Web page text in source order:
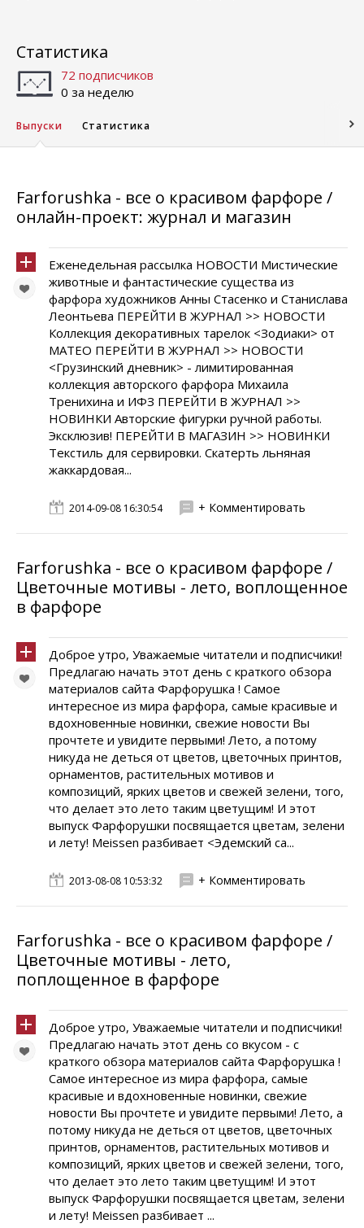
Статистика
72 подписчиков
0 за неделю
Выпуски Статистика
Farforushka - все о красивом фарфоре /
онлайн-проект: журнал и магазин
Еженедельная рассылка НОВОСТИ Мистические
животные и фантастические существа из
фарфора художников Анны Стасенко и Станислава
Леонтьева ПЕРЕЙТИ В ЖУРНАЛ >> НОВОСТИ
Коллекция декоративных тарелок <Зодиаки> от
МАТЕО ПЕРЕЙТИ В ЖУРНАЛ >> НОВОСТИ
<Грузинский дневник> - лимитированная
коллекция авторского фарфора Михаила
Тренихина и ИФЗ ПЕРЕЙТИ В ЖУРНАЛ >>
НОВИНКИ Авторские фигурки ручной работы.
Эксклюзив! ПЕРЕЙТИ В МАГАЗИН >> НОВИНКИ
Текстиль для сервировки. Скатерть льняная
жаккардовая...
2014-09-08 16:30:54 + Комментировать
Farforushka - все о красивом фарфоре /
Цветочные мотивы - лето, воплощенное
в фарфоре
Доброе утро, Уважаемые читатели и подписчики!
Предлагаю начать этот день с краткого обзора
материалов сайта Фарфорушка ! Самое
интересное из мира фарфора, самые красивые и
вдохновенные новинки, свежие новости Вы
прочтете и увидите первыми! Лето, а потому
никуда не деться от цветов, цветочных принтов,
орнаментов, растительных мотивов и
композиций, ярких цветов и свежей зелени, того,
что делает это лето таким цветущим! И этот
выпуск Фарфорушки посвящается цветам, зелени
и лету! Meissen разбивает <Эдемский са...
2013-08-08 10:53:32 + Комментировать
Farforushka - все о красивом фарфоре /
Цветочные мотивы - лето,
поплощенное в фарфоре
Доброе утро, Уважаемые читатели и подписчики!
Предлагаю начать этот день со вкусом - с
краткого обзора материалов сайта Фарфорушка !
Самое интересное из мира фарфора, самые
красивые и вдохновенные новинки, свежие
новости Вы прочтете и увидите первыми! Лето, а
потому никуда не деться от цветов, цветочных
принтов, орнаментов, растительных мотивов и
композиций, ярких цветов и свежей зелени, того,
что делает это лето таким цветущим! И этот
выпуск Фарфорушки посвящается цветам, зелени
и лету! Meissen разбивает ...